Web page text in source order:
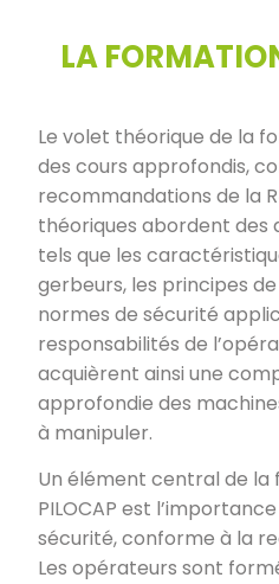
LA
Le volet théorique de la
des cours approfondis,
recommandations de la
théoriques abordent des
tels que les
gerbeurs, les principes
normes de sécurité
responsabilités de
acquièrent ainsi une
approfondie des
à manipuler.
Un élément central de
PILOCAP est
sécurité, conforme à la
Les opérateurs sont